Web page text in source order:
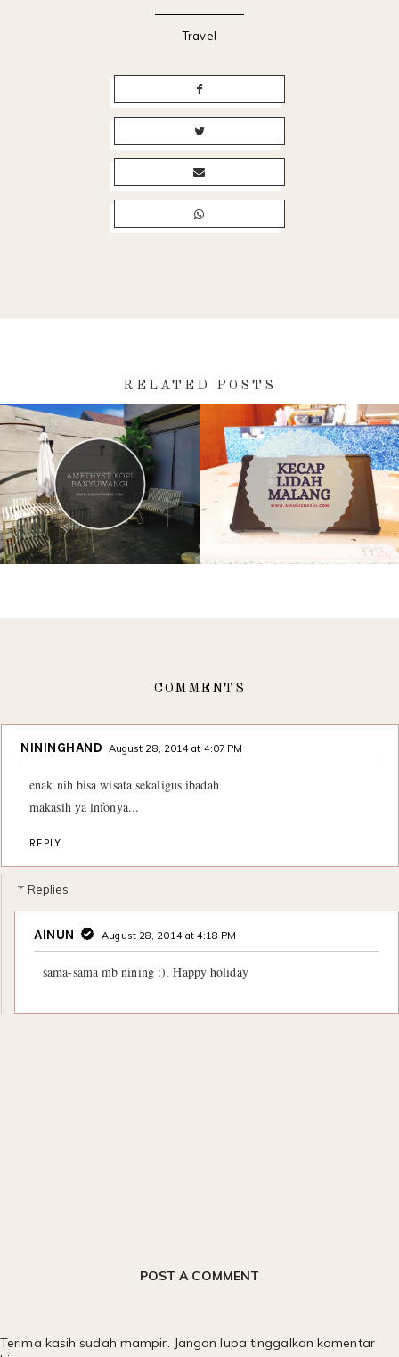
Travel
RELATED POSTS
COMMENTS
NININGHAND August 28, 2014 at 4:07 PM
enak nih bisa wisata sekaligus ibadah
makasih ya infonya...
REPLY
Replies
AINUN August 28, 2014 at 4:18 PM
sama-sama mb nining :). Happy holiday
POST A COMMENT
Terima kasih sudah mampir. Jangan lupa tinggalkan komentar